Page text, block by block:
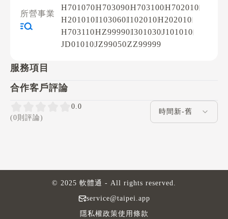
所營事業
H701070H703090H703100H702010
H201010I103060I102010H202010
H703110HZ99990I301030J101010
JD01010JZ99050ZZ99999
服務項目
合作客戶評論
0.0
(0則評論)
評論排序
service@taipei.app
© 2025 軟體通 - All rights reserved.
隱私權政策使用條款